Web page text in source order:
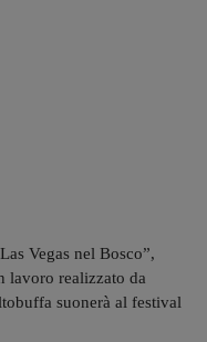
Vegas nel Bosco”,
lavoro realizzato da
suonerà al festival